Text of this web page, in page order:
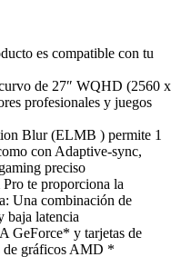
es compatible con tu
de 27″ WQHD (2560 x
profesionales y juegos
Blur (ELMB ) permite 1
con Adaptive-sync,
preciso
te proporciona la
Una combinación de
baja latencia
GeForce* y tarjetas de
de gráficos AMD *